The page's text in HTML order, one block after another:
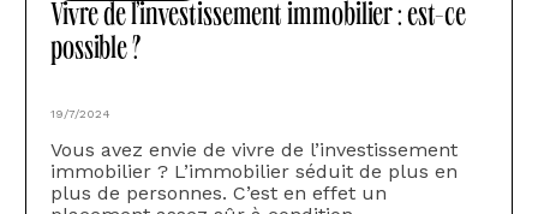
Vivre de l’investissement immobilier : est-ce
possible ?
19/7/2024
Vous avez envie de vivre de l’investissement
immobilier ? L’immobilier séduit de plus en
plus de personnes. C’est en effet un